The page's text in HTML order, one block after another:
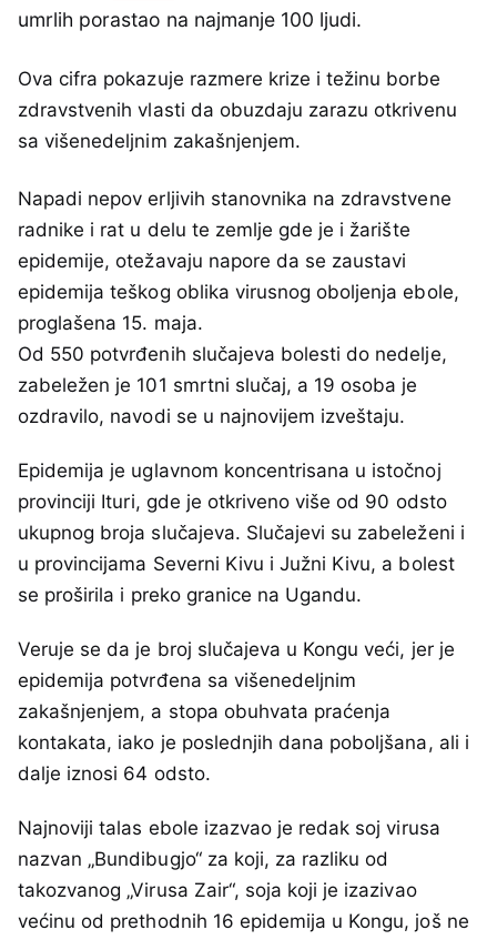
umrlih porastao na najmanje 100 ljudi.
Ova cifra pokazuje razmere krize i težinu borbe
zdravstvenih vlasti da obuzdaju zarazu otkrivenu
sa višenedeljnim zakašnjenjem.
Napadi nepov erljivih stanovnika na zdravstvene
radnike i rat u delu te zemlje gde je i žarište
epidemije, otežavaju napore da se zaustavi
epidemija teškog oblika virusnog oboljenja ebole,
proglašena 15. maja.
Od 550 potvrđenih slučajeva bolesti do nedelje,
zabeležen je 101 smrtni slučaj, a 19 osoba je
ozdravilo, navodi se u najnovijem izveštaju.
Epidemija je uglavnom koncentrisana u istočnoj
provinciji Ituri, gde je otkriveno više od 90 odsto
ukupnog broja slučajeva. Slučajevi su zabeleženi i
u provincijama Severni Kivu i Južni Kivu, a bolest
se proširila i preko granice na Ugandu.
Veruje se da je broj slučajeva u Kongu veći, jer je
epidemija potvrđena sa višenedeljnim
zakašnjenjem, a stopa obuhvata praćenja
kontakata, iako je poslednjih dana poboljšana, ali i
dalje iznosi 64 odsto.
Najnoviji talas ebole izazvao je redak soj virusa
nazvan „Bundibugjo“ za koji, za razliku od
takozvanog „Virusa Zair“, soja koji je izazivao
većinu od prethodnih 16 epidemija u Kongu, još ne